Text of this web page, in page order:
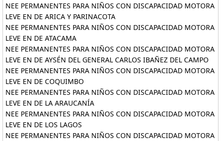
NEE PERMANENTES PARA NIÑOS CON DISCAPACIDAD MOTORA
LEVE EN DE ARICA Y PARINACOTA
NEE PERMANENTES PARA NIÑOS CON DISCAPACIDAD MOTORA
LEVE EN DE ATACAMA
NEE PERMANENTES PARA NIÑOS CON DISCAPACIDAD MOTORA
LEVE EN DE AYSÉN DEL GENERAL CARLOS IBAÑEZ DEL CAMPO
NEE PERMANENTES PARA NIÑOS CON DISCAPACIDAD MOTORA
LEVE EN DE COQUIMBO
NEE PERMANENTES PARA NIÑOS CON DISCAPACIDAD MOTORA
LEVE EN DE LA ARAUCANÍA
NEE PERMANENTES PARA NIÑOS CON DISCAPACIDAD MOTORA
LEVE EN DE LOS LAGOS
NEE PERMANENTES PARA NIÑOS CON DISCAPACIDAD MOTORA